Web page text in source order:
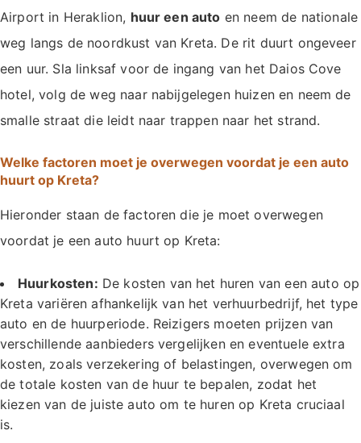
Airport in Heraklion, huur een auto en neem de nationale
weg langs de noordkust van Kreta. De rit duurt ongeveer
een uur. Sla linksaf voor de ingang van het Daios Cove
hotel, volg de weg naar nabijgelegen huizen en neem de
smalle straat die leidt naar trappen naar het strand.
Welke factoren moet je overwegen voordat je een auto
huurt op Kreta?
Hieronder staan de factoren die je moet overwegen
voordat je een auto huurt op Kreta:
Huurkosten: De kosten van het huren van een auto op
Kreta variëren afhankelijk van het verhuurbedrijf, het type
auto en de huurperiode. Reizigers moeten prijzen van
verschillende aanbieders vergelijken en eventuele extra
kosten, zoals verzekering of belastingen, overwegen om
de totale kosten van de huur te bepalen, zodat het
kiezen van de juiste auto om te huren op Kreta cruciaal
is.